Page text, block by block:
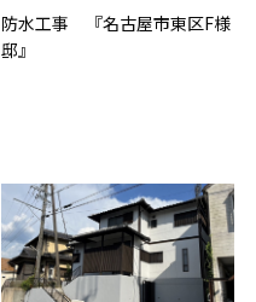
防水工事 『名古屋市東区F様
邸』